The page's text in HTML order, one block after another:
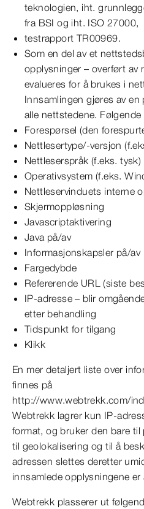
teknologien, iht.
fra BSI og iht. ISO 27000,
testrapport TR00969.
Som en del av et
opplysninger – overført av
evalueres for å brukes i
Innsamlingen gjøres av
alle nettstedene.
Forespørsel (den
Nettlesertype/-versjon
Nettleserspråk (f.eks. tysk)
Operativsystem (f.eks.
Nettleservinduets interne
Skjermoppløsning
Javascriptaktivering
Java på/av
Informasjonskapsler på/av
Fargedybde
Refererende URL (siste
IP-adresse – blir
etter behandling
Tidspunkt for tilgang
Klikk
En mer detaljert liste over
finnes på
http://www.webtrekk.com/
Webtrekk lagrer kun IP-
format, og bruker den bare
til geolokalisering og til å
adressen slettes deretter
innsamlede opplysningene er
Webtrekk plasserer ut